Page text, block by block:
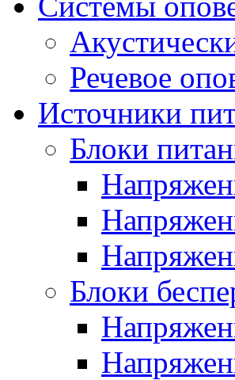
Речевое
Источники
Блоки
Блоки